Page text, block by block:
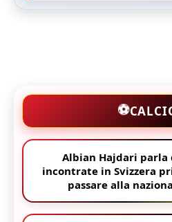
⚽
Albian Hajdari
incontrate in Svizzera
passare alla